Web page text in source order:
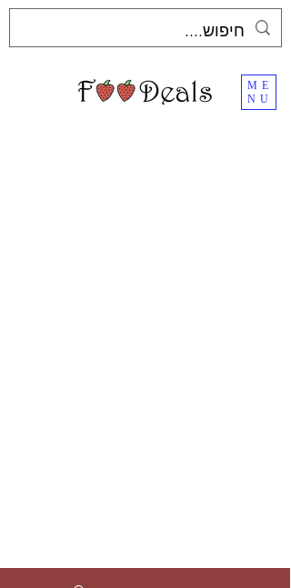
ME
NU